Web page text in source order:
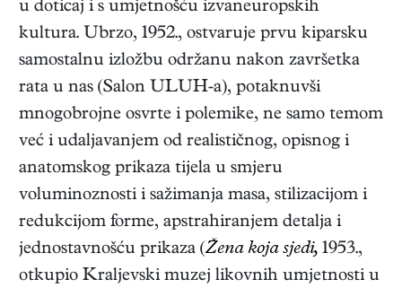
u doticaj i s umjetnošću izvaneuropskih
kultura. Ubrzo, 1952., ostvaruje prvu kiparsku
samostalnu izložbu održanu nakon završetka
rata u nas (Salon ULUH-a), potaknuvši
mnogobrojne osvrte i polemike, ne samo temom
već i udaljavanjem od realističnog, opisnog i
anatomskog prikaza tijela u smjeru
voluminoznosti i sažimanja masa, stilizacijom i
redukcijom forme, apstrahiranjem detalja i
jednostavnošću prikaza (Žena koja sjedi, 1953.,
otkupio Kraljevski muzej likovnih umjetnosti u